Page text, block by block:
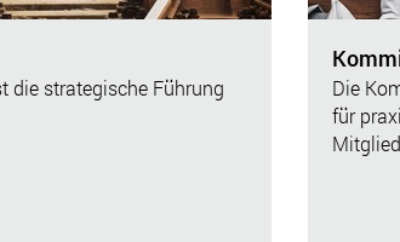
die strategische Führung
Die
für